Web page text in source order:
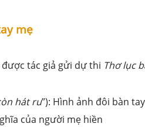
mẹ
tác giả gửi dự thi Thơ lục
hát ru”): Hình ảnh đôi bàn
của người mẹ hiền